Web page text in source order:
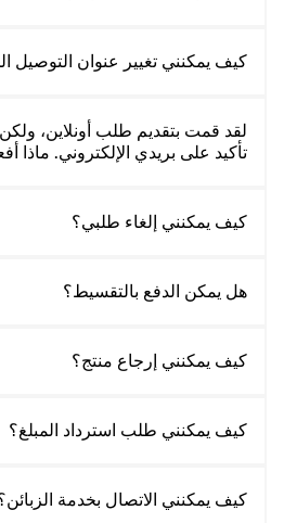
كيف يمكنني تغيير عنوان التوصيل
لقد قمت بتقديم طلب أونلاين،
تأكيد على بريدي الإلكتروني. ماذا
كيف يمكنني إلغاء طلبي؟
هل يمكن الدفع بالتقسيط؟
كيف يمكنني إرجاع منتج؟
كيف يمكنني طلب استرداد المبلغ؟
كيف يمكنني الاتصال بخدمة